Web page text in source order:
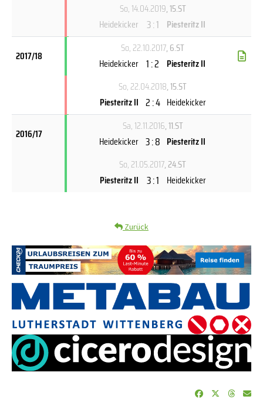
So, 14.04.2019, 15.ST
Heidekicker
3 : 1 Piesteritz II
2017/18
So, 22.10.2017, 6.ST
Heidekicker 1 : 2 Piesteritz II
So, 22.04.2018, 15.ST
Piesteritz II 2 : 4 Heidekicker
2016/17
Sa, 12.11.2016, 11.ST
Heidekicker 3 : 8 Piesteritz II
So, 21.05.2017, 24.ST
Piesteritz II 3 : 1 Heidekicker
Zurück